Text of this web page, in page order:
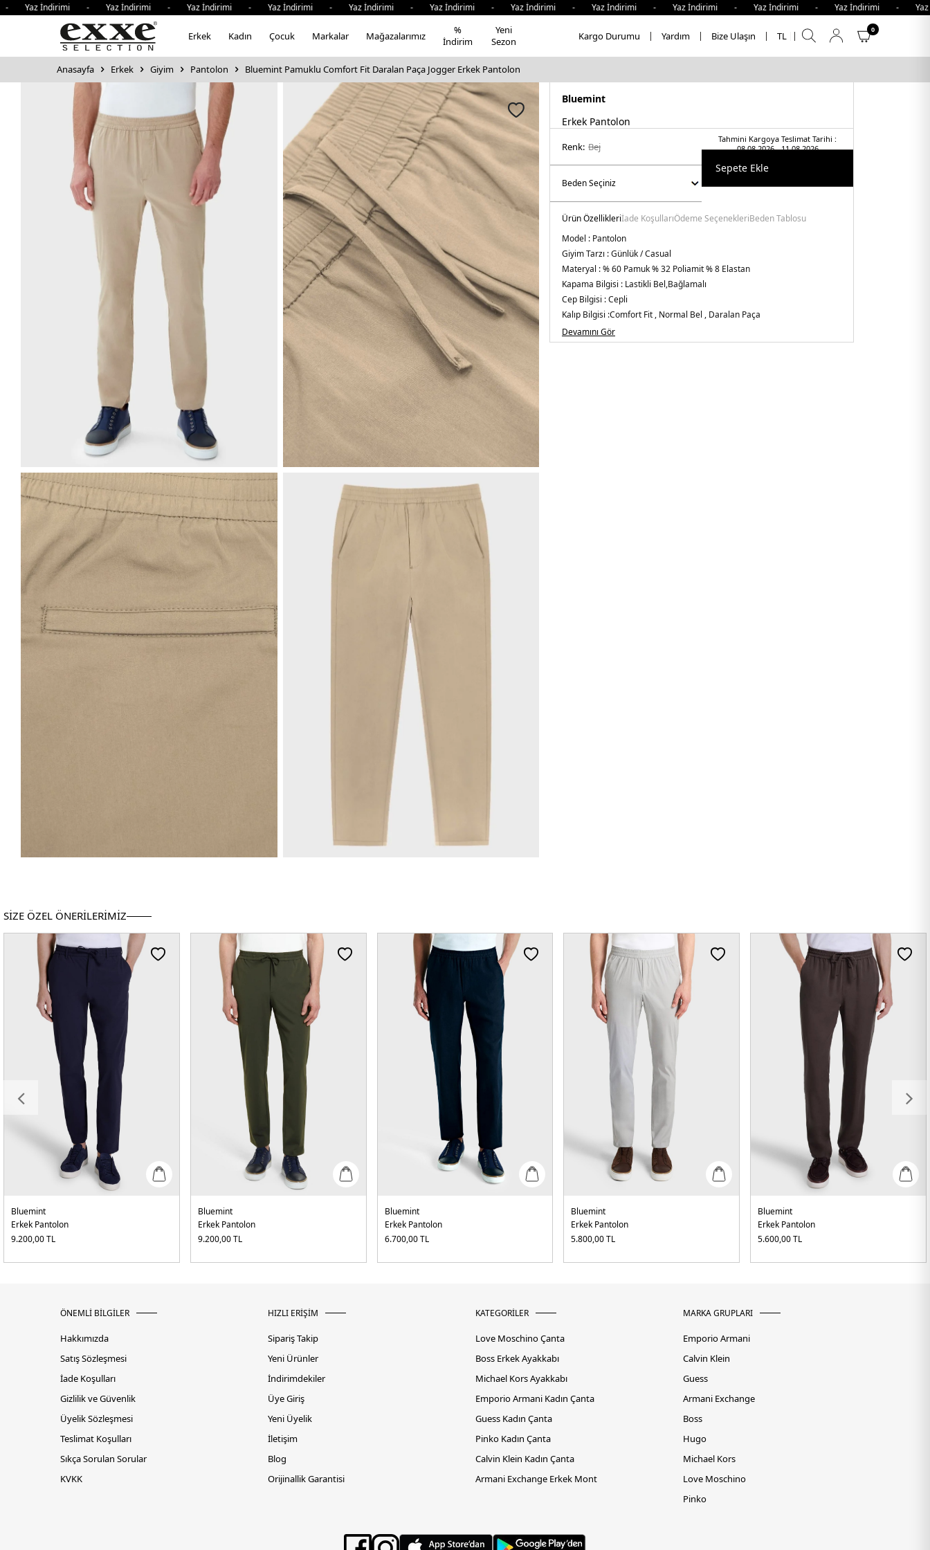
İndirimi - Yaz İndirimi - Yaz İndirimi - Yaz İndirimi - Yaz İndirimi - Yaz İndirimi - Yaz İndirimi - Yaz İndirimi - Yaz İndirimi - Yaz İndirimi - Yaz İndirimi -
Erkek Kadın Çocuk Markalar Mağazalarımız
%
İndirim
Yeni
Sezon
Kargo Durumu Yardım Bize Ulaşın TL
0
Anasayfa Erkek Giyim Pantolon Bluemint Pamuklu Comfort Fit Daralan Paça Jogger Erkek Pantolon
Bluemint
Erkek Pantolon
Tahmini Kargoya Teslimat Tarihi :
08.08.2026 - 11.08.2026
Renk: bej
Sepete Ekle
Ürün Özellikleriİade KoşullarıÖdeme SeçenekleriBeden Tablosu
Model : Pantolon
Giyim Tarzı :Günlük / Casual
Materyal :% 60 Pamuk % 32 Poliamit % 8 Elastan
Kapama Bilgisi : Lastikli Bel,Bağlamalı
Cep Bilgisi :Cepli
Kalıp Bilgisi :Comfort Fit , Normal Bel , Daralan Paça
Üretim Yeri :Türkiye
5DY1BM25009256MS214.17
Devamını Gör
SİZE ÖZEL ÖNERİLERİMİZ
Bluemint
Erkek Pantolon
9.200,00TL
Bluemint
Erkek Pantolon
9.200,00TL
Bluemint
Erkek Pantolon
6.700,00TL
Bluemint
Erkek Pantolon
5.800,00TL
Bluemint
Erkek Pantolon
5.600,00TL
ÖNEMLİ BİLGİLER
Hakkımızda
Satış Sözleşmesi
İade Koşulları
Gizlilik ve Güvenlik
Üyelik Sözleşmesi
Teslimat Koşulları
Sıkça Sorulan Sorular
KVKK
HIZLI ERİŞİM
Sipariş Takip
Yeni Ürünler
İndirimdekiler
Üye Giriş
Yeni Üyelik
İletişim
Blog
Orijinallik Garantisi
KATEGORİLER
Love Moschino Çanta
Boss Erkek Ayakkabı
Michael Kors Ayakkabı
Emporio Armani Kadın Çanta
Guess Kadın Çanta
Pinko Kadın Çanta
Calvin Klein Kadın Çanta
Armani Exchange Erkek Mont
MARKA GRUPLARI
Emporio Armani
Calvin Klein
Guess
Armani Exchange
Boss
Hugo
Michael Kors
Love Moschino
Pinko